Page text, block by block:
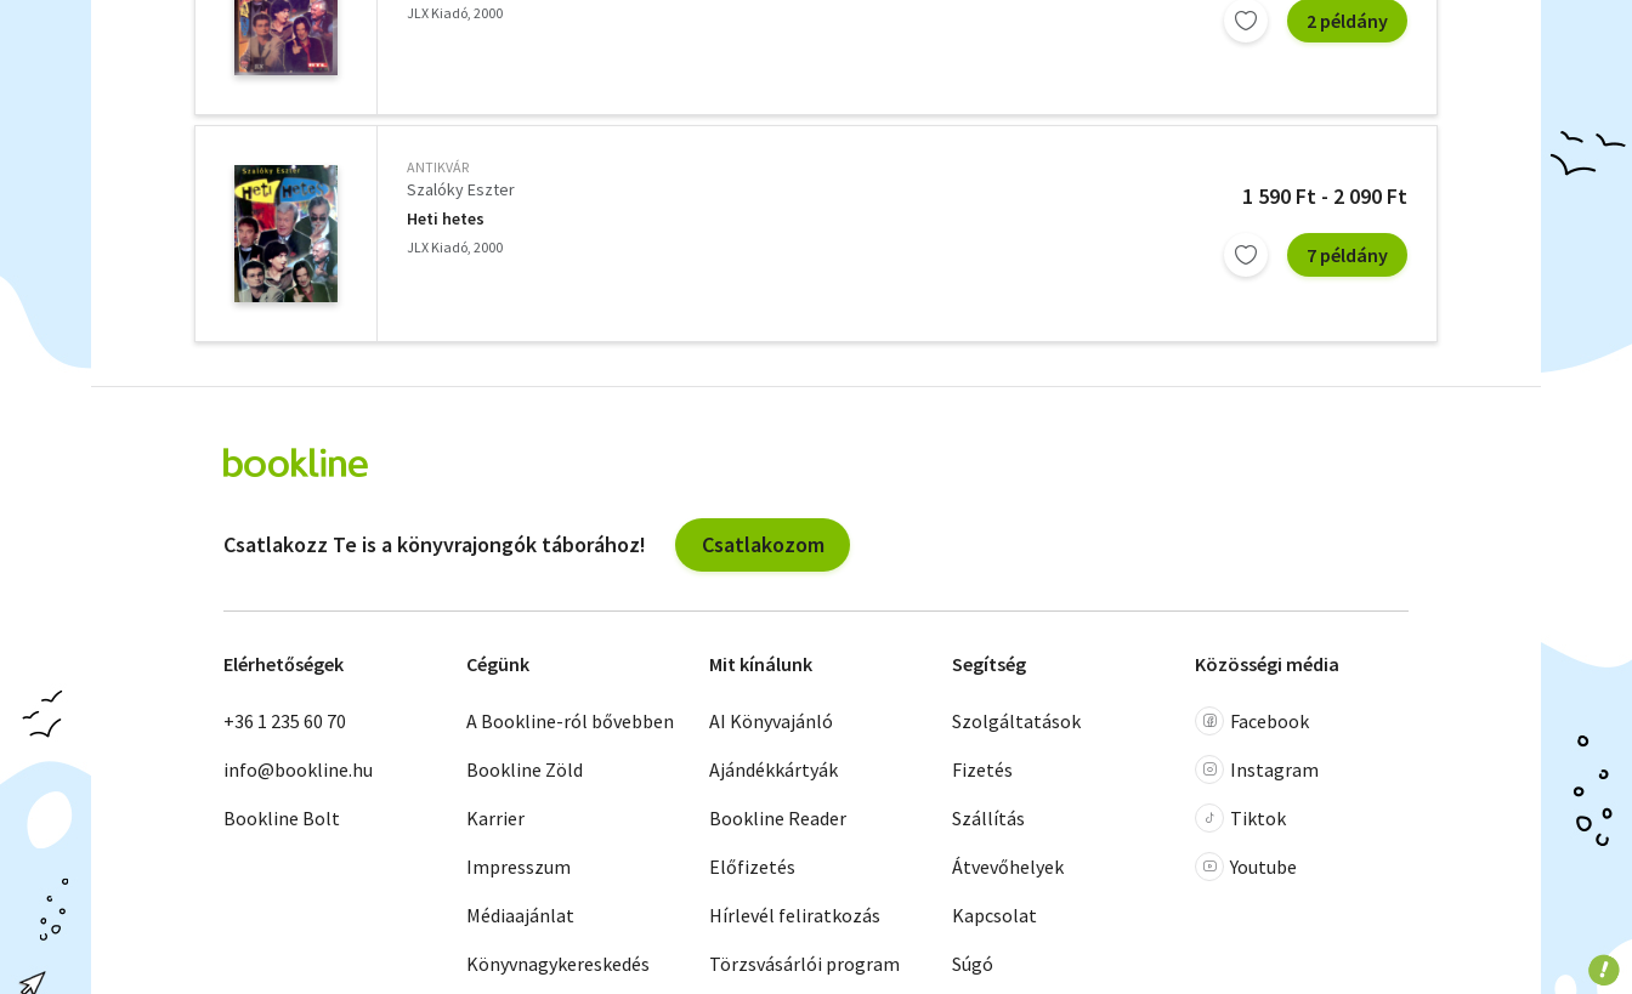
JLX Kiadó, 2000 2 példány
ANTIKVÁR
Szalóky Eszter
Heti hetes
JLX Kiadó, 2000
1 590 Ft - 2 090 Ft
7 példány
szűrők
Csatlakozz Te is a könyvrajongók táborához! Csatlakozom
Elérhetőségek
+36 1 235 60 70
info@bookline.hu
Bookline Bolt
Cégünk
A Bookline-ról bővebben
Bookline Zöld
Karrier
Impresszum
Médiaajánlat
Könyvnagykereskedés
Mit kínálunk
AI Könyvajánló
Ajándékkártyák
Bookline Reader
Előfizetés
Hírlevél feliratkozás
Törzsvásárlói program
Segítség
Szolgáltatások
Fizetés
Szállítás
Átvevőhelyek
Kapcsolat
Súgó
Közösségi média
Facebook
Instagram
Tiktok
Youtube